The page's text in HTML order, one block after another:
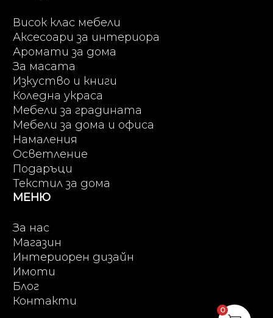
Висок клас мебели
Аксесоари за интериора
Аромати за дома
За масата
Изкуство и книги
Коледна украса
Мебели за градината
Мебели за дома и офиса
Намаления
Осветление
Подаръци
Текстил за дома
МЕНЮ
За нас
Магазин
Интериорен дизайн
Имоти
Блог
Контакти
0